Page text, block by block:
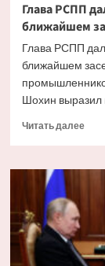
Глава РСПП
ближайшем
Глава РСПП
ближайшем
Шохин выразил
Читать далее
ЦБ